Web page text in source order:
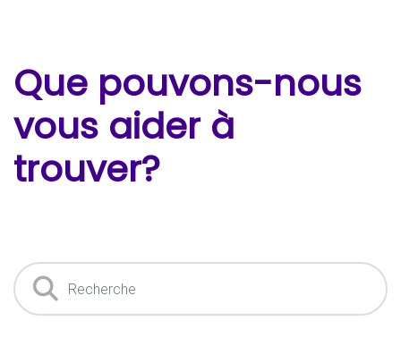
Que pouvons-nous
vous aider à
trouver?
Recherche